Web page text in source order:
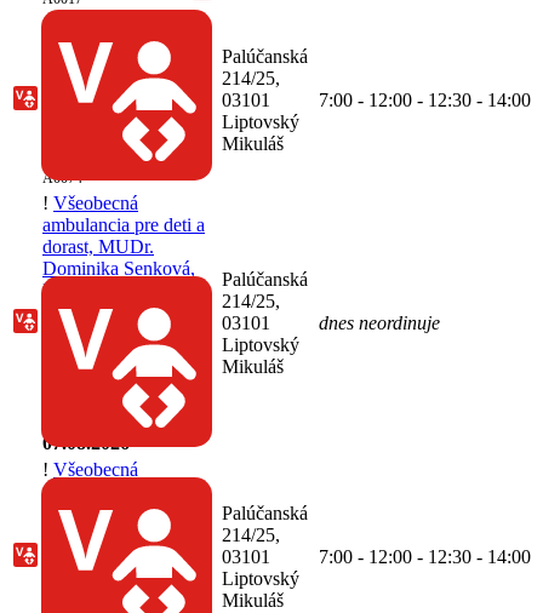
!
ambulancia pre deti a
dorast, Liptovský
Mikuláš
(Pediatria,
Všeobecná
starostlivosť o deti a
65-17336163-
A0074
Palúčanská
214/25,
03101
Liptovský
Mikuláš
7:00 - 12:00 - 12:30 - 14:00
! Všeobecná
ambulancia pre deti a
dorast, MUDr.
Dominika Senková,
Liptovský Mikuláš
(Všeobecná
starostlivosť o deti a
dorast)
65-17336163-
Neprítomnosti:
od 27.07.2026 do
07.08.2026
Palúčanská
214/25,
03101
Liptovský
Mikuláš
dnes neordinuje
! Všeobecná
ambulancia pre deti a
dorast, MUDr.
Murinová Zuzana,
Liptovský Mikuláš
(Všeobecná
starostlivosť o deti a
Palúčanská
214/25,
03101
Liptovský
Mikuláš
7:00 - 12:00 - 12:30 - 14:00